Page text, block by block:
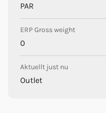
PAR
ERP Gross weight
0
Aktuellt just nu
Outlet